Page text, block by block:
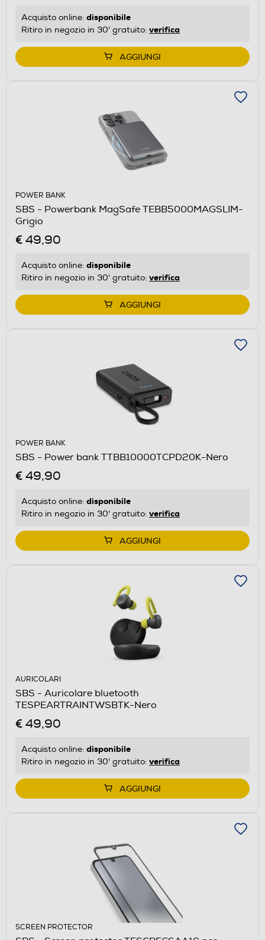
Acquisto online: disponibile
Ritiro in negozio in 30' gratuito: verifica
AGGIUNGI
POWER BANK
SBS - Powerbank MagSafe TEBB5000MAGSLIM-
Grigio
€ 49,90
Acquisto online: disponibile
Ritiro in negozio in 30' gratuito: verifica
AGGIUNGI
POWER BANK
SBS - Power bank TTBB10000TCPD20K-Nero
€ 49,90
Acquisto online: disponibile
Ritiro in negozio in 30' gratuito: verifica
AGGIUNGI
AURICOLARI
SBS - Auricolare bluetooth
TESPEARTRAINTWSBTK-Nero
€ 49,90
Acquisto online: disponibile
Ritiro in negozio in 30' gratuito: verifica
AGGIUNGI
SCREEN PROTECTOR